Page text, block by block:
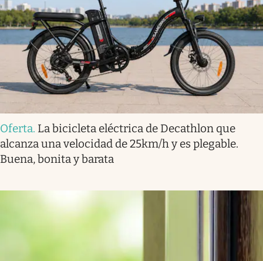
Oferta. La bicicleta eléctrica de Decathlon que
alcanza una velocidad de 25km/h y es plegable.
Buena, bonita y barata